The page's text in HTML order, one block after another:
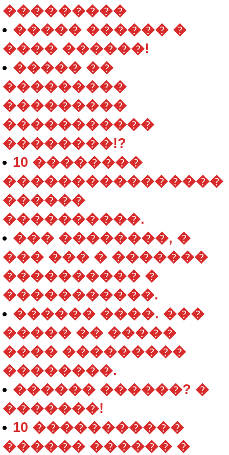
���������
����� ������ �
���� ������!
����� ��
���������
���������
�����������
��������!?
10 ��������
����������������
������
����������.
��� ��������, �
��� ��� � �������
���������� �
�����������.
������ ����. ���
����� �� �����
���� ���������
��������.
������ ������? �
�������!
10 �����������
������ ������ �